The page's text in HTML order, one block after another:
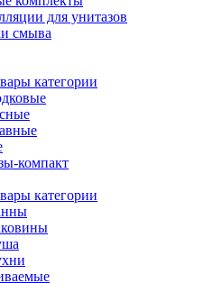
для унитазов
смыва
категории
компакт
категории